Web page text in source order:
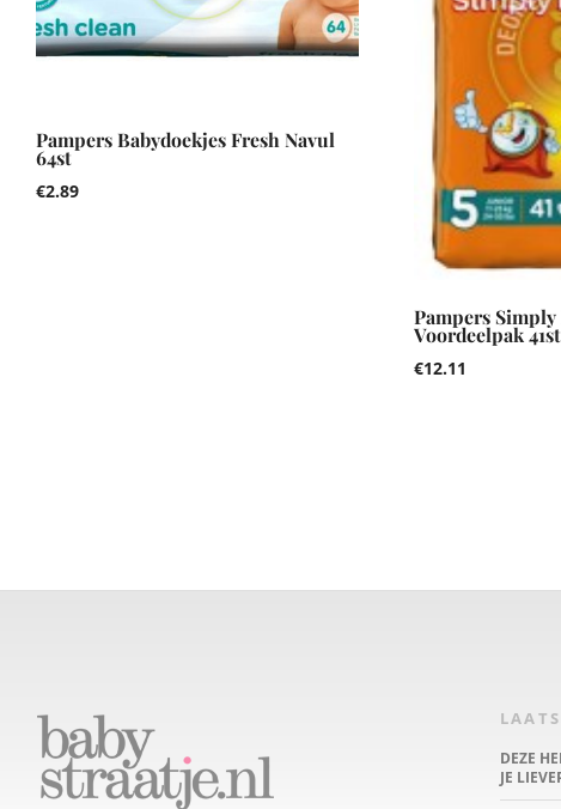
Pampers Babydoekjes Fresh Navul
64st
€2.89
Pampers
Voordeelpak 41st
€12.11
DEZE
JE